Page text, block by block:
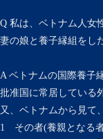
Q 私は、ベトナム人女
妻の娘と養子縁組をし
A ベトナムの国際養子
批准国に常居している
又、ベトナムから見て
1 その者(養親となる